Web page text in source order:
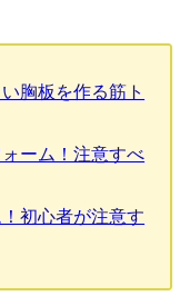
胸板を作る筋ト
ーム！注意すべ
初心者が注意す